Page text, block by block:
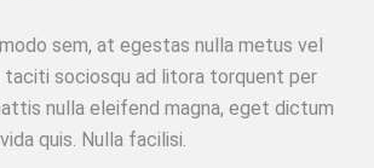
sem, at egestas nulla metus vel
sociosqu ad litora torquent per
nulla eleifend magna, eget dictum
quis. Nulla facilisi.